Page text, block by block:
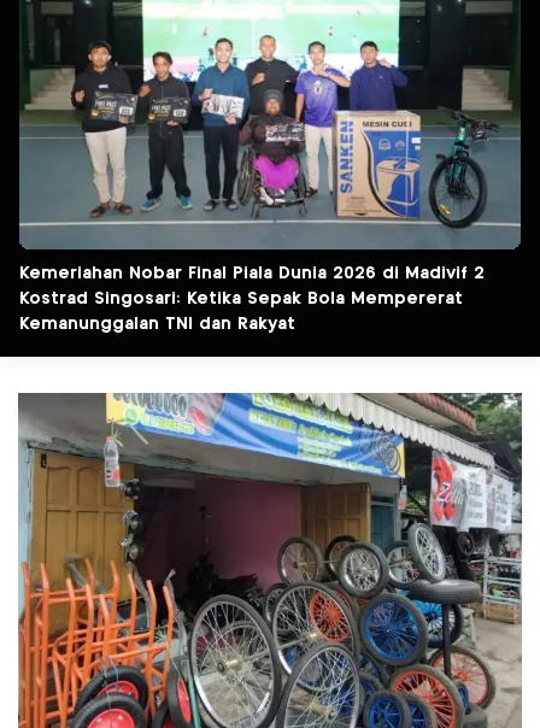
Kemeriahan Nobar Final Piala Dunia 2026 di Madivif 2
Kostrad Singosari: Ketika Sepak Bola Mempererat
Kemanunggalan TNI dan Rakyat